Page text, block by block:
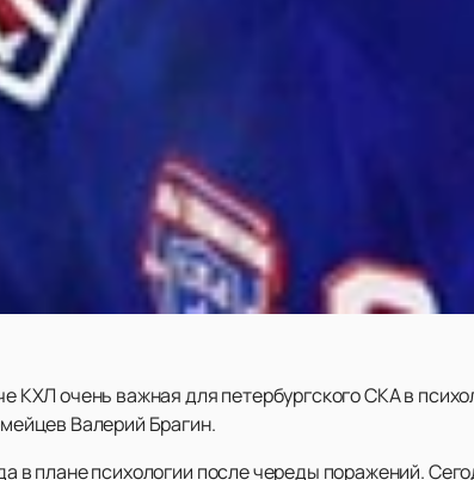
КХЛ очень важная для петербургского СКА в
Валерий Брагин.
в плане психологии после череды поражений.